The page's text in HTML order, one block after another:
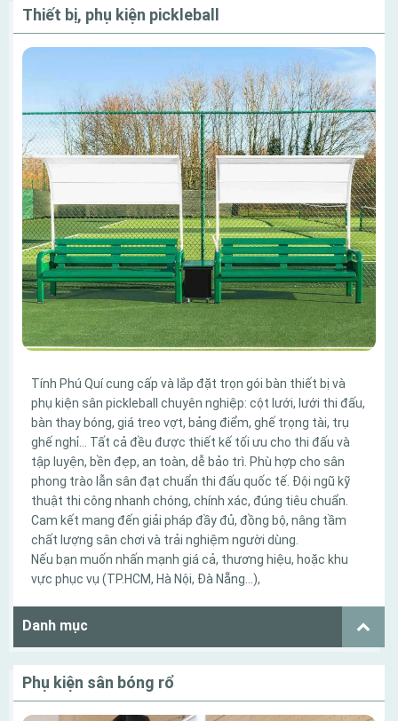
Thiết bị, phụ kiện pickleball
Tính Phú Quí cung cấp và lắp đặt trọn gói bàn thiết bị và
phụ kiện sân pickleball chuyên nghiệp: cột lưới, lưới thi đấu,
bàn thay bóng, giá treo vợt, bảng điểm, ghế trọng tài, trụ
ghế nghỉ… Tất cả đều được thiết kế tối ưu cho thi đấu và
tập luyện, bền đẹp, an toàn, dễ bảo trì. Phù hợp cho sân
phong trào lẫn sân đạt chuẩn thi đấu quốc tế. Đội ngũ kỹ
thuật thi công nhanh chóng, chính xác, đúng tiêu chuẩn.
Cam kết mang đến giải pháp đầy đủ, đồng bộ, nâng tầm
chất lượng sân chơi và trải nghiệm người dùng.
Nếu bạn muốn nhấn mạnh giá cả, thương hiệu, hoặc khu
vực phục vụ (TP.HCM, Hà Nội, Đà Nẵng…),
Danh mục
Phụ kiện sân bóng rổ